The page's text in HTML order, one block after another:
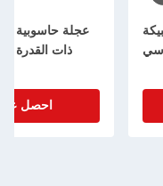
سي
عجلة حاسوبية من
ذات القدرة
احصل